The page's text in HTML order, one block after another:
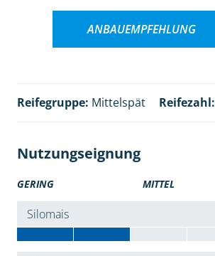
ANBAUEMPFEHLUNG
Reifegruppe: Mittelspät Reifezahl:
Nutzungseignung
GERING MITTEL
Silomais